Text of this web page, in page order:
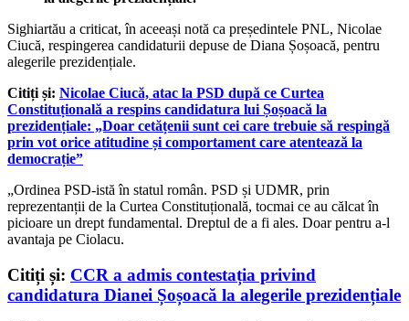
Sighiartău a criticat, în aceeași notă ca președintele PNL, Nicolae
Ciucă, respingerea candidaturii depuse de Diana Șoșoacă, pentru
alegerile prezidențiale.
Citiți și: Nicolae Ciucă, atac la PSD după ce Curtea
Constituțională a respins candidatura lui Șoșoacă la
prezidențiale: „Doar cetățenii sunt cei care trebuie să respingă
prin vot orice atitudine și comportament care atentează la
democrație”
„Ordinea PSD-istă în statul român. PSD și UDMR, prin
reprezentanții de la Curtea Constituțională, tocmai ce au călcat în
picioare un drept fundamental. Dreptul de a fi ales. Doar pentru a-l
avantaja pe Ciolacu.
Citiți și: CCR a admis contestația privind
candidatura Dianei Șoșoacă la alegerile prezidențiale